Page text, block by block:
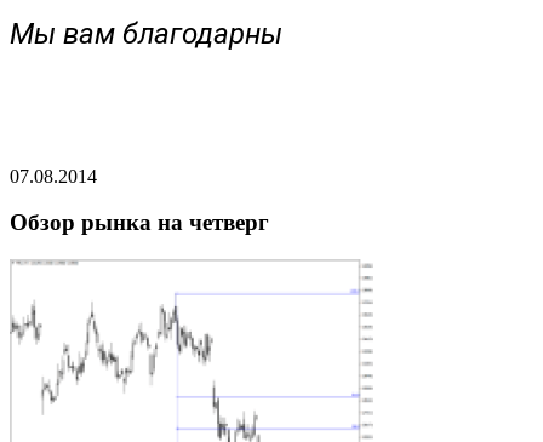
Мы вам благодарны
07.08.2014
Обзор рынка на четверг